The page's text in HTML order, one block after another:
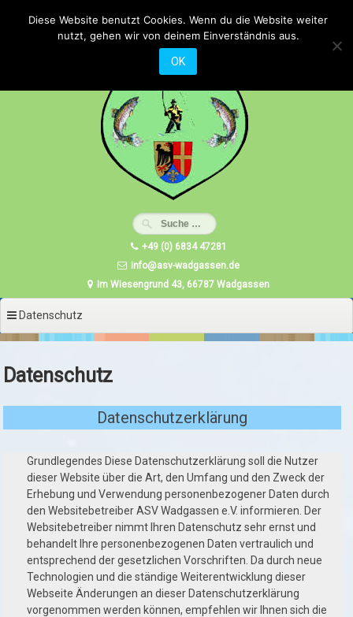
+49 (0) 6834 47281
info@asv-wadgassen.de
Im Wiesengrund 43, 66787 Wadgassen
Datenschutz
Datenschutz
Datenschutzerklärung
Grundlegendes Diese Datenschutzerklärung soll die Nutzer
dieser Website über die Art, den Umfang und den Zweck der
Erhebung und Verwendung personenbezogener Daten durch
den Websitebetreiber ASV Wadgassen e.V. informieren. Der
Websitebetreiber nimmt Ihren Datenschutz sehr ernst und
behandelt Ihre personenbezogenen Daten vertraulich und
entsprechend der gesetzlichen Vorschriften. Da durch neue
Technologien und die ständige Weiterentwicklung dieser
Webseite Änderungen an dieser Datenschutzerklärung
vorgenommen werden können, empfehlen wir Ihnen sich die
Diese Website benutzt Cookies. Wenn du die Website weiter
nutzt, gehen wir von deinem Einverständnis aus.
OK